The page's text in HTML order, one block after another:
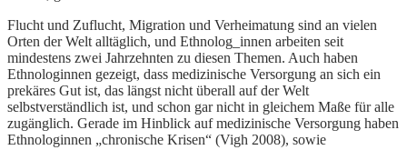
Flucht und Zuflucht, Migration und Verheimatung sind an vielen
Orten der Welt alltäglich, und Ethnolog_innen arbeiten seit
mindestens zwei Jahrzehnten zu diesen Themen. Auch haben
Ethnologinnen gezeigt, dass medizinische Versorgung an sich ein
prekäres Gut ist, das längst nicht überall auf der Welt
selbstverständlich ist, und schon gar nicht in gleichem Maße für alle
zugänglich. Gerade im Hinblick auf medizinische Versorgung haben
Ethnologinnen „chronische Krisen“ (Vigh 2008), sowie